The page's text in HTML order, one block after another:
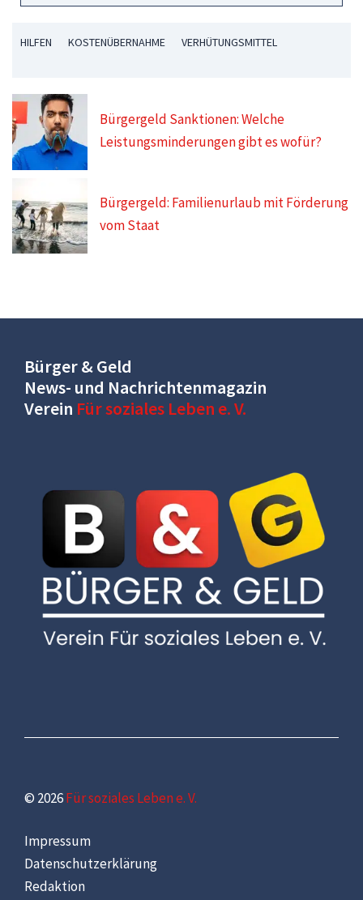
HILFEN KOSTENÜBERNAHME VERHÜTUNGSMITTEL
Bürgergeld Sanktionen: Welche
Leistungsminderungen gibt es wofür?
Bürgergeld: Familienurlaub mit Förderung
vom Staat
Bürger & Geld
News- und Nachrichtenmagazin
Verein Für soziales Leben e. V.
© 2026Für soziales Leben e. V.
Impressum
Datenschutzerklärung
Redaktion